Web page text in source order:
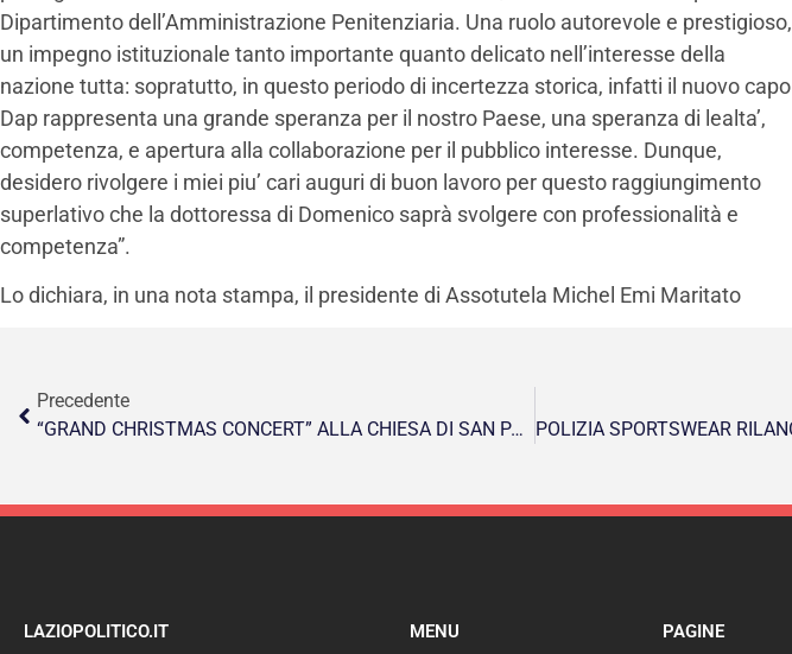
Dipartimento dell’Amministrazione Penitenziaria. Una ruolo autorevole e prestigioso,
un impegno istituzionale tanto importante quanto delicato nell’interesse della
nazione tutta: sopratutto, in questo periodo di incertezza storica, infatti il nuovo capo
Dap rappresenta una grande speranza per il nostro Paese, una speranza di lealta’,
competenza, e apertura alla collaborazione per il pubblico interesse. Dunque,
desidero rivolgere i miei piu’ cari auguri di buon lavoro per questo raggiungimento
superlativo che la dottoressa di Domenico saprà svolgere con professionalità e
competenza”.
Lo dichiara, in una nota stampa, il presidente di Assotutela Michel Emi Maritato
Precedente
“GRAND CHRISTMAS CONCERT” ALLA CHIESA DI SAN PAOLO ENTRO LE MURA
LAZIOPOLITICO.IT MENU PAGINE